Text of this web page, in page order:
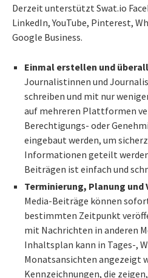
Derzeit unterstützt Swat.io
LinkedIn, YouTube, Pinterest,
Google Business.
Einmal erstellen und
Journalistinnen und
schreiben und mit nur
auf mehreren Plattformen
Berechtigungs- oder
eingebaut werden, um
Informationen geteilt
Beiträgen ist einfach und
Terminierung, Planung und
Media-Beiträge können
bestimmten Zeitpunkt
mit Nachrichten in anderen
Inhaltsplan kann in Tages-,
Monatsansichten angezeigt
Kennzeichnungen, die